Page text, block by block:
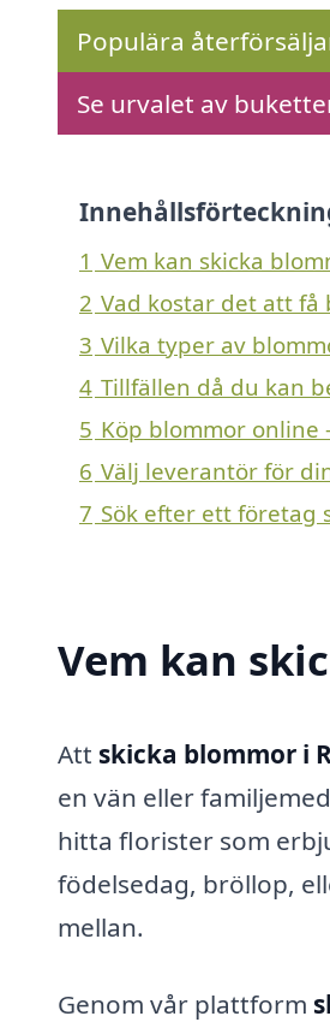
Populära
Se urvalet av
1 Vem kan skicka
2 Vad kostar det att få
3 Vilka typer av
4 Tillfällen då du kan
5 Köp blommor online
6 Välj leverantör för
7 Sök efter ett företag
Vem kan
Att skicka blommor i
en vän eller
hitta florister som
födelsedag, bröllop,
mellan.
Genom vår plattform